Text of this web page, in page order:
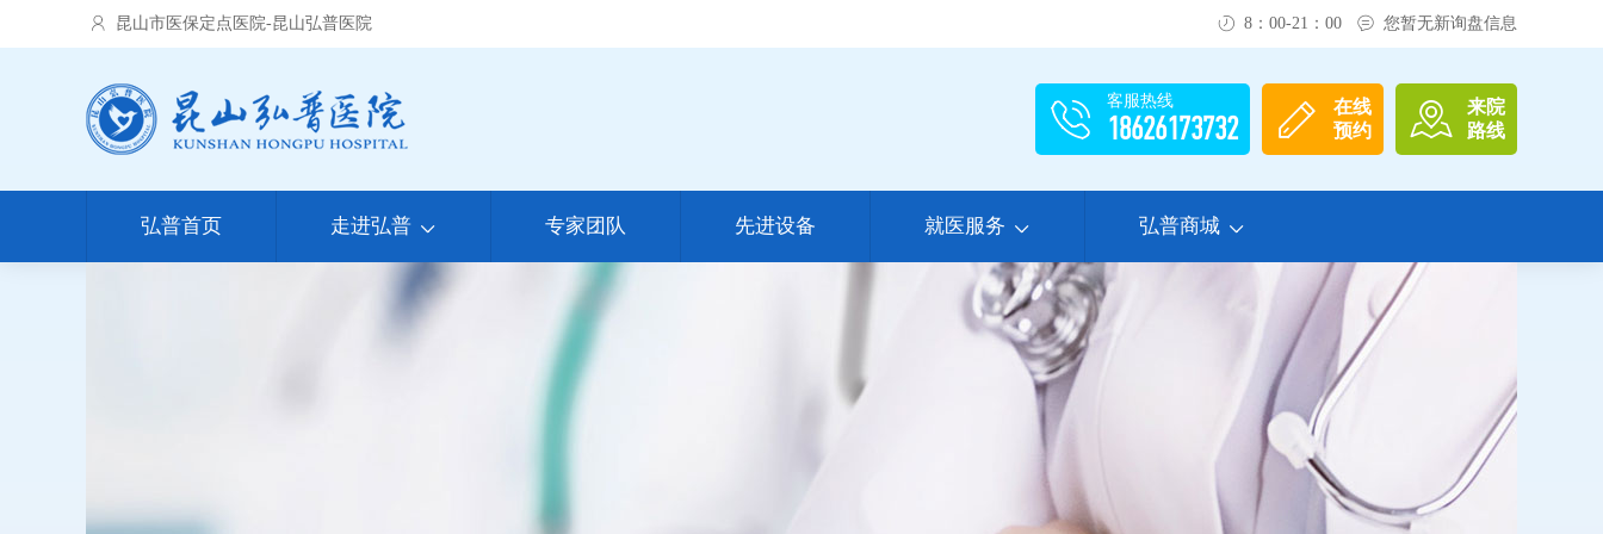
昆山市医保定点医院-昆山弘普医院 8：00-21：00 您暂无新询盘信息
客服热线
18626173732
在线
预约
来院
路线
弘普首页 走进弘普  专家团队 先进设备 就医服务  弘普商城 